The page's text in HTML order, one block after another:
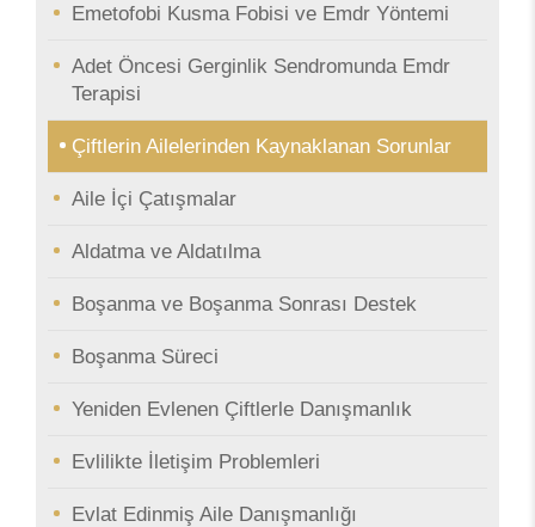
Emetofobi Kusma Fobisi ve Emdr Yöntemi
Adet Öncesi Gerginlik Sendromunda Emdr
Terapisi
Çiftlerin Ailelerinden Kaynaklanan Sorunlar
Aile İçi Çatışmalar
Aldatma ve Aldatılma
Boşanma ve Boşanma Sonrası Destek
Boşanma Süreci
Yeniden Evlenen Çiftlerle Danışmanlık
Evlilikte İletişim Problemleri
Evlat Edinmiş Aile Danışmanlığı